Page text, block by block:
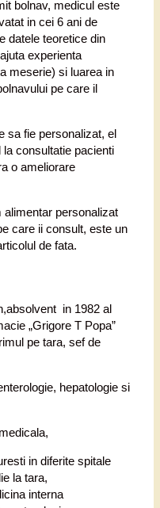
bolnav, medicul este
in cei 6 ani de
datele teoretice din
experienta
meserie) si luarea in
pe care il
sa fie personalizat, el
consultatie pacienti
o ameliorare
alimentar personalizat
care ii consult, este un
de fata.
in 1982 al
„Grigore T Popa”
pe tara, sef de
hepatologie si
in diferite spitale
la tara,
interna